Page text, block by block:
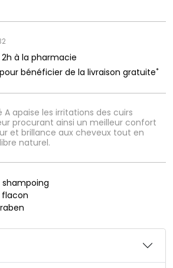
A apaise les irritations des cuirs
procurant ainsi un meilleur confort
et brillance aux cheveux tout en
naturel.
à la pharmacie
bénéficier de la livraison gratuite*
shampoing
flacon